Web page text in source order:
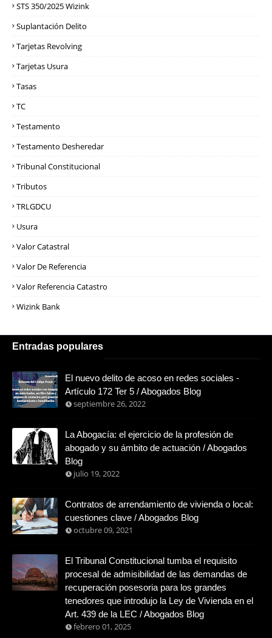
STS 350/2025 Wizink
Suplantación Delito
Tarjetas Revolving
Tarjetas Usura
Tasas
TC
Testamento
Testamento Desheredar
Tribunal Constitucional
Tributos
TRLGDCU
Usura
Valor Catastral
Valor De Referencia
Valor Referencia Catastro
Wizink Bank
Entradas populares
El nuevo delito de acoso en redes sociales -
Artículo 172 Ter 5 / Abogados Blog
septiembre 26, 2022
La Abogacía: el ejercicio de la profesión de
abogado y su ámbito de actuación / Abogados
Blog
julio 19, 2022
Contratos de arrendamiento de vivienda o local:
cuestiones clave / Abogados Blog
octubre 09, 2021
El Tribunal Constitucional tumba el requisito
procesal de admisibilidad de las demandas de
recuperación posesoria para los grandes
tenedores que introdujo la Ley de Vivienda en el
Art. 439 de la LEC / Abogados Blog
febrero 01, 2025